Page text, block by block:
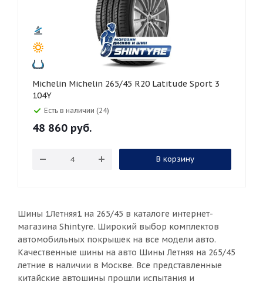
Michelin Michelin 265/45 R20 Latitude Sport 3
104Y
Есть в наличии (24)
48 860 руб.
В корзину
Шины 1Летняя1 на 265/45 в каталоге интернет-
магазина Shintyre. Широкий выбор комплектов
автомобильных покрышек на все модели авто.
Качественные шины на авто Шины Летняя на 265/45
летние в наличии в Москве. Все представленные
китайские автошины прошли испытания и